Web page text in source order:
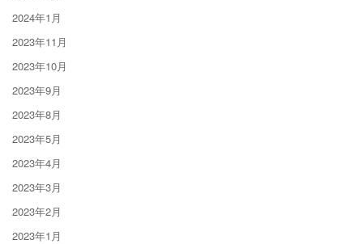
2024年1月
2023年11月
2023年10月
2023年9月
2023年8月
2023年5月
2023年4月
2023年3月
2023年2月
2023年1月